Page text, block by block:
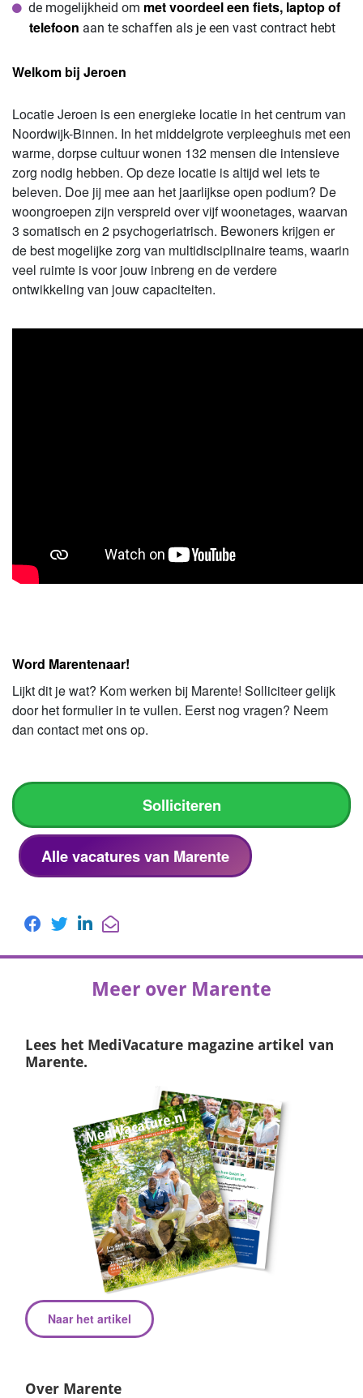
de mogelijkheid om met voordeel een fiets, laptop of
telefoon aan te schaffen als je een vast contract hebt
Welkom bij Jeroen
Locatie Jeroen is een energieke locatie in het centrum van
Noordwijk-Binnen. In het middelgrote verpleeghuis met een
warme, dorpse cultuur wonen 132 mensen die intensieve
zorg nodig hebben. Op deze locatie is altijd wel iets te
beleven. Doe jij mee aan het jaarlijkse open podium? De
woongroepen zijn verspreid over vijf woonetages, waarvan
3 somatisch en 2 psychogeriatrisch. Bewoners krijgen er
de best mogelijke zorg van multidisciplinaire teams, waarin
veel ruimte is voor jouw inbreng en de verdere
ontwikkeling van jouw capaciteiten.
Word Marentenaar!
Lijkt dit je wat? Kom werken bij Marente! Solliciteer gelijk
door het formulier in te vullen. Eerst nog vragen? Neem
dan contact met ons op.
Solliciteren
Alle vacatures van Marente
Meer over Marente
Over Marente
Lees het MediVacature magazine artikel van
Marente.
Naar het artikel